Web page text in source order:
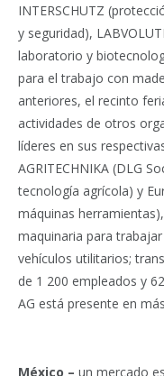
INTERSCHUTZ
y seguridad),
laboratorio y
para el trabajo con
anteriores, el recinto
actividades de otros
líderes en sus
AGRITECHNIKA (DLG
tecnología agrícola) y
máquinas
maquinaria para
vehículos utilitarios;
de 1 200 empleados y
AG está presente en
México – un mercado